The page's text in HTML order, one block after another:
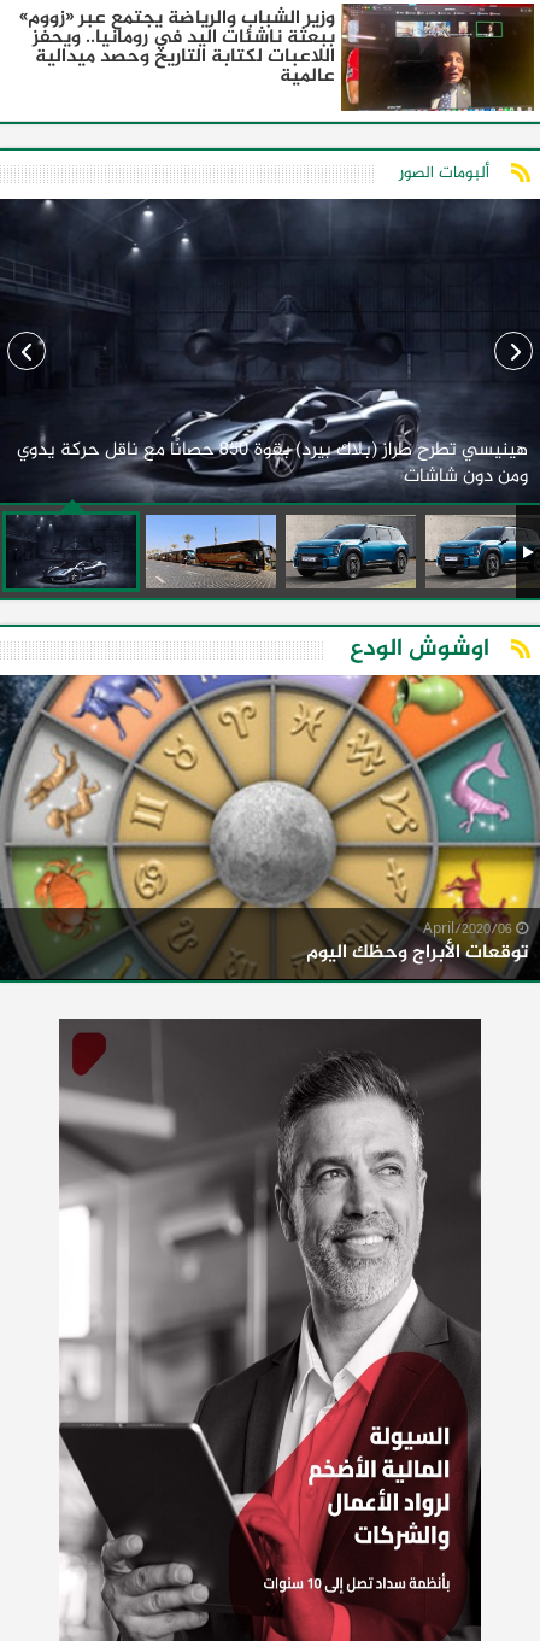
وزير الشباب والرياضة يجتمع عبر «زووم»
ببعثة ناشئات اليد في رومانيا.. ويحفز
اللاعبات لكتابة التاريخ وحصد ميدالية
عالمية
ألبومات الصور
هينيسي تطرح طراز (بلاك بيرد) بقوة 850 حصانًا مع ناقل حركة يدوي
ومن دون شاشات
اوشوش الودع
توقعات الأبراج وحظك اليوم